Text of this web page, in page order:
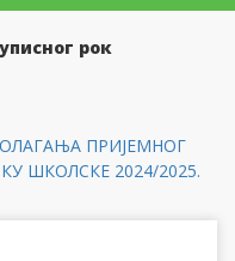
рок
ПРИЈЕМНОГ
ШКОЛСКЕ 2024/2025.